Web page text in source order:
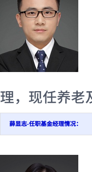
理，现任养老
薛显志-任职基金经理情况：